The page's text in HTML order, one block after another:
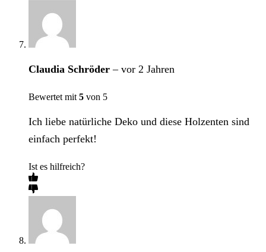
Claudia Schröder– vor 2 Jahren
Bewertet mit 5 von 5
Ich liebe natürliche Deko und diese Holzenten sind
einfach perfekt!
Ist es hilfreich?